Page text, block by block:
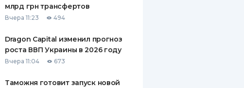
ПУТЕВОДИТЕЛИ ПО
ВСЕ СТРАХОВЫЕ ПОЛИСЫ
СТРАХОВЫЕ КОМПАНИИ
ОТЗЫВЫ О СТРАХОВЫХ
млрд грн трансфертов
Вчера 11:23 494
Dragon Capital изменил прогноз
роста ВВП Украины в 2026 году
Вчера 11:04 673
Таможня готовит запуск новой